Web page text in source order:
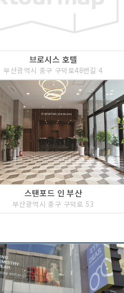
브로시스 호텔
부산광역시 중구 구덕로48번길 4
스탠포드 인 부산
부산광역시 중구 구덕로 53